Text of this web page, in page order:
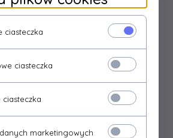
ciasteczka
ciasteczka
ciasteczka
marketingowych